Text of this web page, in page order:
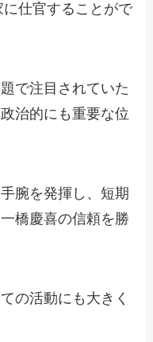
仕官することがで
で注目されていた
治的にも重要な位
腕を発揮し、短期
橋慶喜の信頼を勝
の活動にも大きく